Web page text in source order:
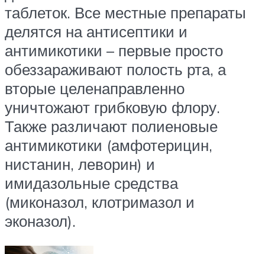
таблеток. Все местные препараты
делятся на антисептики и
антимикотики – первые просто
обеззараживают полость рта, а
вторые целенаправленно
уничтожают грибковую флору.
Также различают полиеновые
антимикотики (амфотерицин,
нистанин, леворин) и
имидазольные средства
(миконазол, клотримазол и
эконазол).